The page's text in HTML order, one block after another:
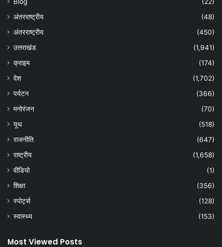
Blog
(22)
अंतरराष्ट्रीय
(48)
अंतरराष्ट्रीय
(450)
उत्तराखंड
(1,941)
क्राइम
(174)
देश
(1,702)
पर्यटन
(366)
मनोरंजन
(70)
यूथ
(518)
राजनीति
(647)
राष्ट्रीय
(1,658)
वीडियो
(1)
शिक्षा
(356)
स्पोर्ट्स
(128)
स्वास्थ्य
(153)
Most Viewed Posts